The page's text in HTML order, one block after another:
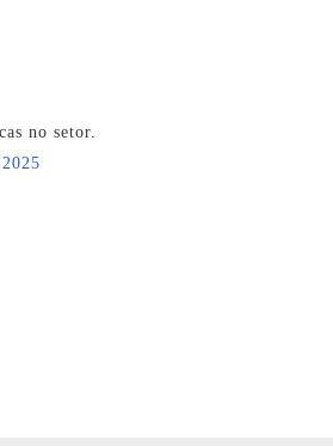
no setor.